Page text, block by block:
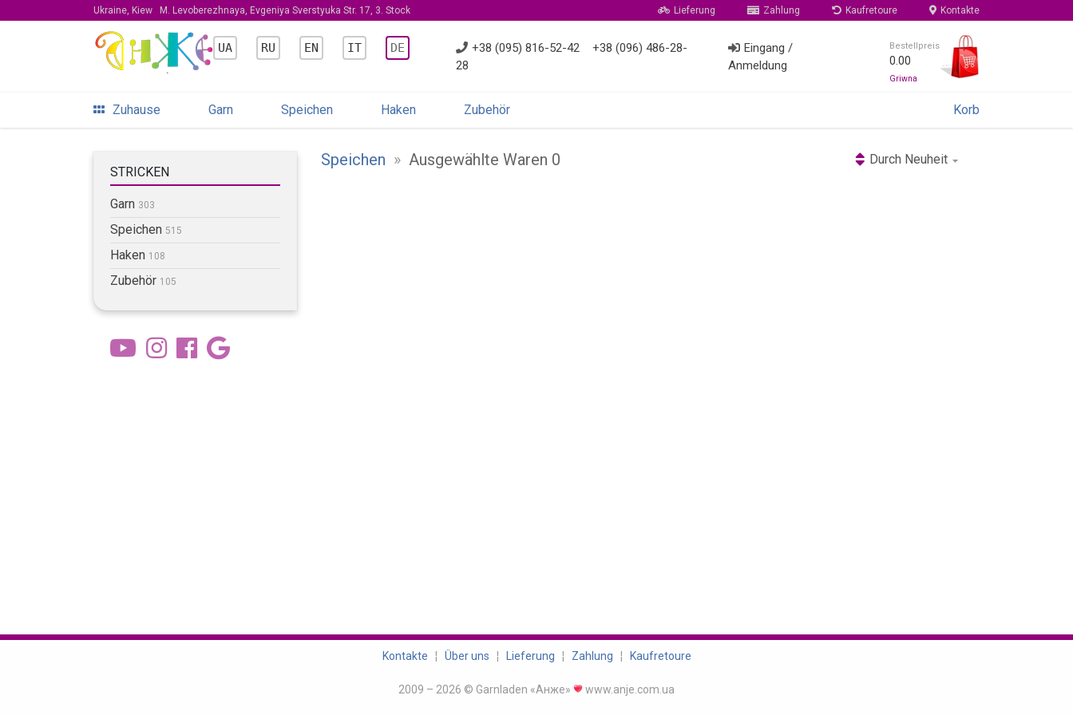
Ukraine, Kiew M. Levoberezhnaya, Evgeniya Sverstyuka Str. 17, 3. Stock Lieferung Zahlung Kaufretoure Kontakte
UA RU EN IT DE +38 (095) 816-52-42
+38 (096) 486-28-
28
Eingang /
Anmeldung
Bestellpreis
0.00
Griwna
Zuhause Garn Speichen Haken Zubehör Korb
STRICKEN
Garn 303
Speichen 515
Haken 108
Zubehör 105
Speichen » Ausgewählte Waren 0 Durch Neuheit
Kontakte ¦ Über uns ¦ Lieferung ¦ Zahlung ¦ Kaufretoure
2009 – 2026 © Garnladen «Анже» www.anje.com.ua